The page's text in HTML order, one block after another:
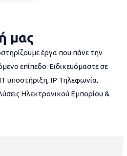
μας
έργα που πάνε την
επίπεδο. Ειδικευόμαστε σε
υποστήριξη, IP Τηλεφωνία,
Ηλεκτρονικού Εμπορίου &